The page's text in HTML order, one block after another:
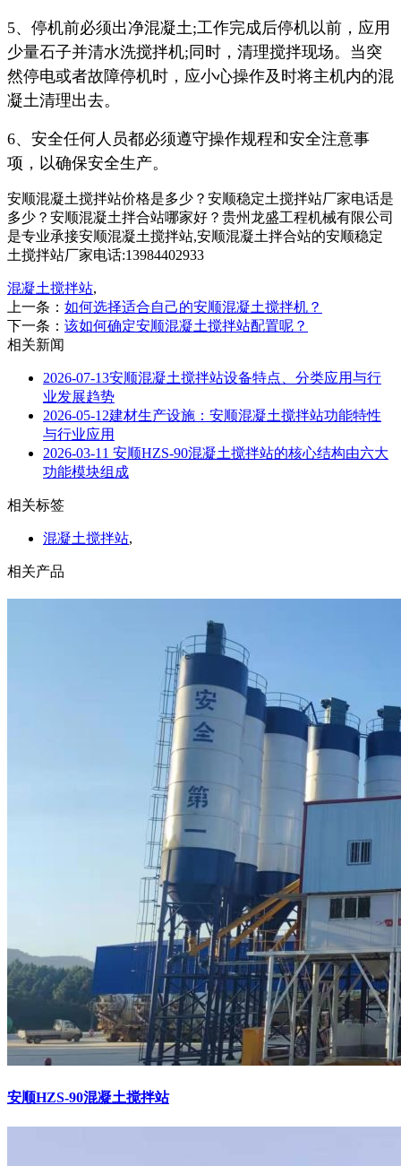
5、停机前必须出净混凝土;工作完成后停机以前，应用
少量石子并清水洗搅拌机;同时，清理搅拌现场。当突
然停电或者故障停机时，应小心操作及时将主机内的混
凝土清理出去。
6、安全任何人员都必须遵守操作规程和安全注意事
项，以确保安全生产。
安顺混凝土搅拌站价格是多少？安顺稳定土搅拌站厂家电话是
多少？安顺混凝土拌合站哪家好？贵州龙盛工程机械有限公司
是专业承接安顺混凝土搅拌站,安顺混凝土拌合站的安顺稳定
土搅拌站厂家电话:13984402933
混凝土搅拌站,
上一条： 如何选择适合自己的安顺混凝土搅拌机？
下一条： 该如何确定安顺混凝土搅拌站配置呢？
相关新闻
2026-07-13安顺混凝土搅拌站设备特点、分类应用与行
业发展趋势
2026-05-12建材生产设施：安顺混凝土搅拌站功能特性
与行业应用
2026-03-11 安顺HZS-90混凝土搅拌站的核心结构由六大
功能模块组成
相关标签
混凝土搅拌站,
相关产品
安顺HZS-90混凝土搅拌站